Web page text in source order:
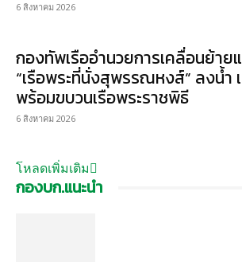
6 สิงหาคม 2026
กองทัพเรืออำนวยการเคลื่อนย้า
“เรือพระที่นั่งสุพรรณหงส์” ลงน้ำ
พร้อมขบวนเรือพระราชพิธี
6 สิงหาคม 2026
โหลดเพิ่มเติม
กองบก.แนะนำ